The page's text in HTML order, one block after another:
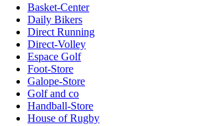
Basket-Center
Daily Bikers
Direct Running
Direct-Volley
Espace Golf
Foot-Store
Galope-Store
Golf and co
Handball-Store
House of Rugby